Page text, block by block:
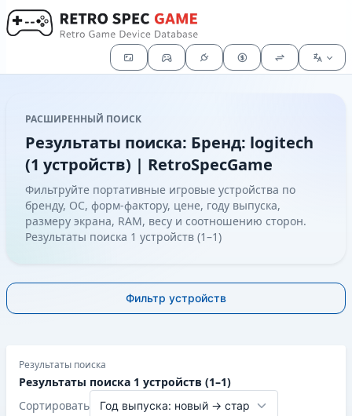
РАСШИРЕННЫЙ ПОИСК
Результаты поиска: Бренд: logitech
(1 устройств) | RetroSpecGame
Фильтруйте портативные игровые устройства по
бренду, ОС, форм-фактору, цене, году выпуска,
размеру экрана, RAM, весу и соотношению сторон.
Результаты поиска 1 устройств (1–1)
Фильтр устройств
Результаты поиска
Результаты поиска 1 устройств (1–1)
Сортировать